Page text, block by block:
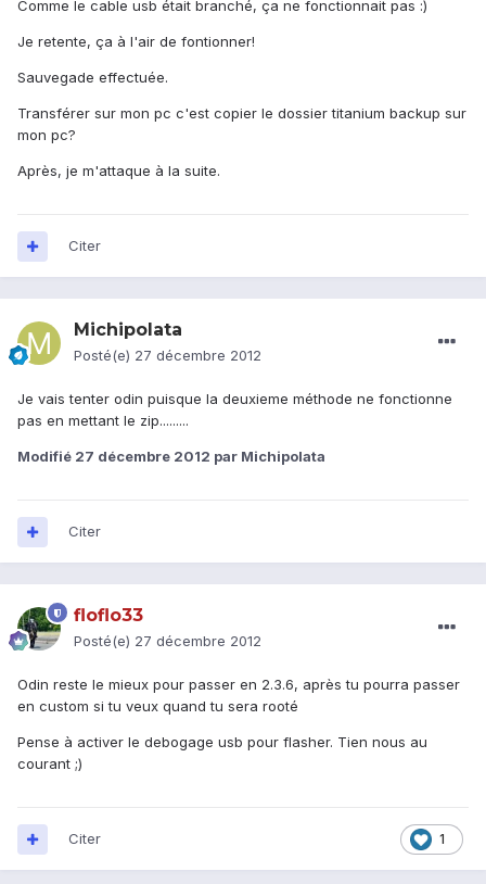
Comme le cable usb était branché, ça ne fonctionnait pas :)
Je retente, ça à l'air de fontionner!
Sauvegade effectuée.
Transférer sur mon pc c'est copier le dossier titanium backup sur
mon pc?
Après, je m'attaque à la suite.
Citer
Michipolata
Posté(e) 27 décembre 2012
Je vais tenter odin puisque la deuxieme méthode ne fonctionne
pas en mettant le zip.........
Modifié 27 décembre 2012 par Michipolata
Citer
floflo33
Posté(e) 27 décembre 2012
Odin reste le mieux pour passer en 2.3.6, après tu pourra passer
en custom si tu veux quand tu sera rooté
Pense à activer le debogage usb pour flasher. Tien nous au
courant ;)
1
Citer